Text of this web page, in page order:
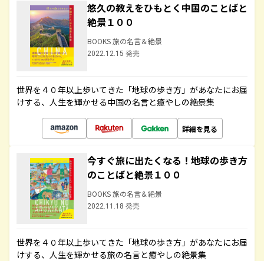
悠久の教えをひもとく中国のことばと
絶景１００
BOOKS 旅の名言＆絶景
2022.12.15 発売
世界を４０年以上歩いてきた「地球の歩き方」があなたにお届
けする、人生を輝かせる中国の名言と癒やしの絶景集
詳細を見る
今すぐ旅に出たくなる！地球の歩き方
のことばと絶景１００
BOOKS 旅の名言＆絶景
2022.11.18 発売
世界を４０年以上歩いてきた「地球の歩き方」があなたにお届
けする、人生を輝かせる旅の名言と癒やしの絶景集